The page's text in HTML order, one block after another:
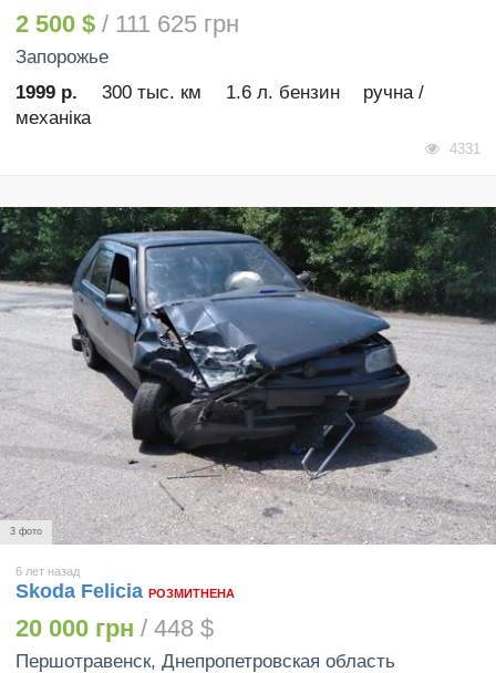
2 500 $ / 111 625 грн
Запорожье
1999 р.
300 тыс. км 1.6 л. бензин
ручна /
механіка
4331
3 фото
6 лет назад
Skoda Felicia РОЗМИТНЕНА
20 000 грн / 448 $
Першотравенск, Днепропетровская область